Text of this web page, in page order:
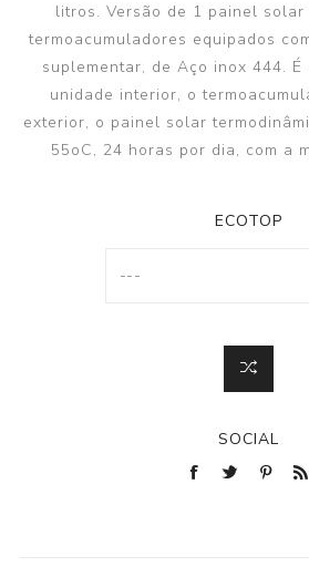
litros. Versão de 1 painel solar
termoacumuladores equipados
suplementar, de Aço inox 444. É
unidade interior, o
exterior, o painel solar
55oC, 24 horas por dia, com a
ECOTOP
SOCIAL